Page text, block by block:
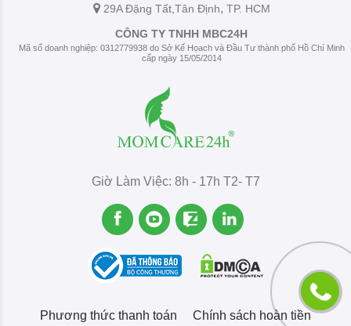
29A Đặng Tất,Tân Định, TP. HCM
CÔNG TY TNHH MBC24H
Mã số doanh nghiệp: 0312779938 do Sở Kế Họach và Đầu Tư thành phố Hồ Chí Minh
cấp ngày 15/05/2014
Giờ Làm Việc: 8h - 17h T2- T7
Phương thức thanh toán Chính sách hoàn tiền